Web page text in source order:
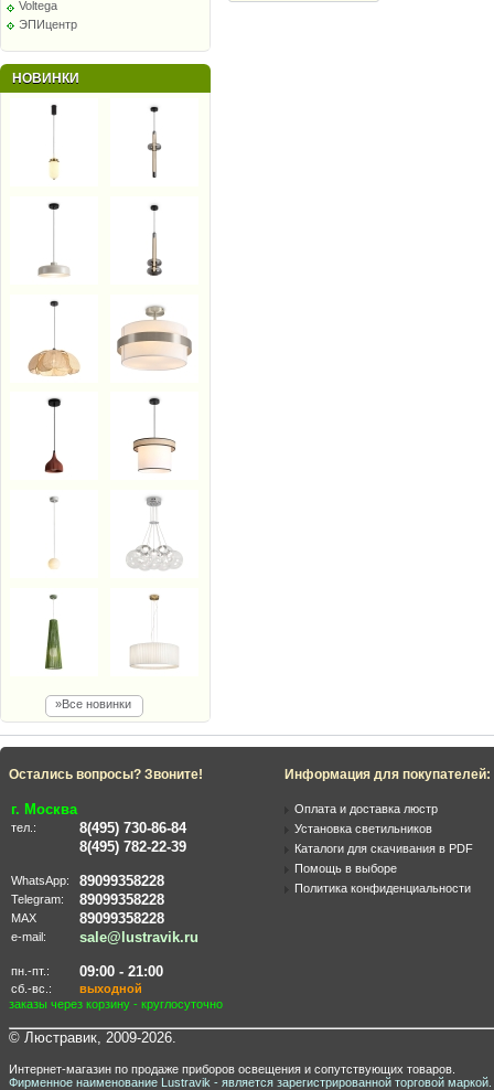
Voltega
ЭПИцентр
НОВИНКИ
»Все новинки
Остались вопросы? Звоните!
г. Москва
тел.:
8(495) 730-86-84
8(495) 782-22-39
WhatsApp: 89099358228
Telegram: 89099358228
MAX 89099358228
e-mail: sale@lustravik.ru
пн.-пт.: 09:00 - 21:00
сб.-вс.:
выходной
заказы через корзину - круглосуточно
Информация для покупателей:
Оплата и доставка люстр
Установка светильников
Каталоги для скачивания в PDF
Помощь в выборе
Политика конфиденциальности
© Люстравик, 2009-2026.
Интернет-магазин по продаже приборов освещения и сопутствующих товаров.
Фирменное наименование Lustravik - является зарегистрированной торговой